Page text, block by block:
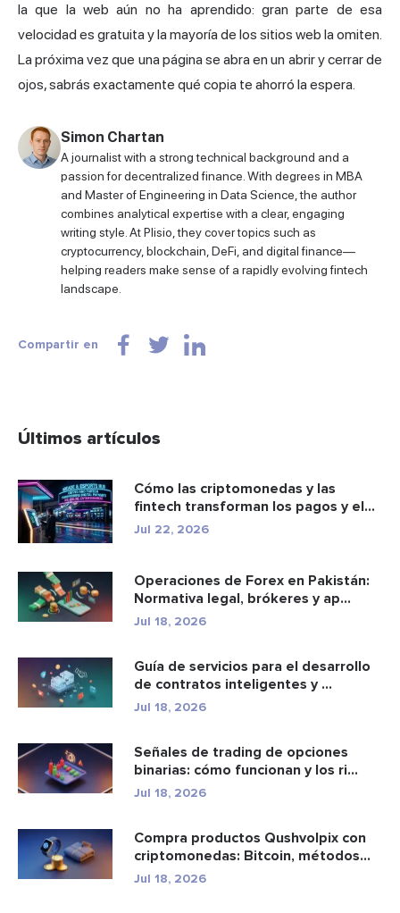
la que la web aún no ha aprendido: gran parte de esa
velocidad es gratuita y la mayoría de los sitios web la omiten.
La próxima vez que una página se abra en un abrir y cerrar de
ojos, sabrás exactamente qué copia te ahorró la espera.
Simon Chartan
A journalist with a strong technical background and a
passion for decentralized finance. With degrees in MBA
and Master of Engineering in Data Science, the author
combines analytical expertise with a clear, engaging
writing style. At Plisio, they cover topics such as
cryptocurrency, blockchain, DeFi, and digital finance—
helping readers make sense of a rapidly evolving fintech
landscape.
Compartir en
Últimos artículos
Cómo las criptomonedas y las
fintech transforman los pagos y el
e...
Jul 22, 2026
Operaciones de Forex en Pakistán:
Normativa legal, brókeres y ap...
Jul 18, 2026
Guía de servicios para el desarrollo
de contratos inteligentes y ...
Jul 18, 2026
Señales de trading de opciones
binarias: cómo funcionan y los ri...
Jul 18, 2026
Compra productos Qushvolpix con
criptomonedas: Bitcoin, métodos
d...
Jul 18, 2026